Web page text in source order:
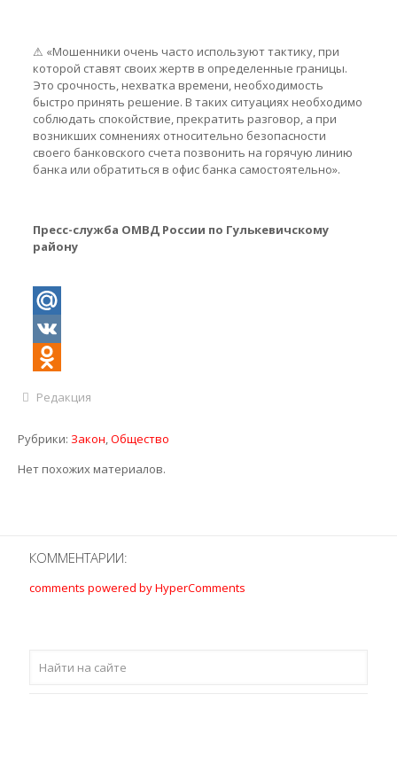
⚠ «Мошенники очень часто используют тактику, при
которой ставят своих жертв в определенные границы.
Это срочность, нехватка времени, необходимость
быстро принять решение. В таких ситуациях необходимо
соблюдать спокойствие, прекратить разговор, а при
возникших сомнениях относительно безопасности
своего банковского счета позвонить на горячую линию
банка или обратиться в офис банка самостоятельно».
Пресс-служба ОМВД России по Гулькевичскому
району
Mail.Ru
VK
Редакция
Рубрики: Закон,Общество
Нет похожих материалов.
КОММЕНТАРИИ:
comments powered by HyperComments